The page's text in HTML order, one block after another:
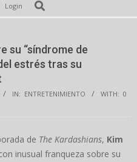
Login Search
su “síndrome de
estrés tras su
IN: ENTRETENIMIENTO WITH: 0
de The Kardashians, Kim
inusual franqueza sobre su